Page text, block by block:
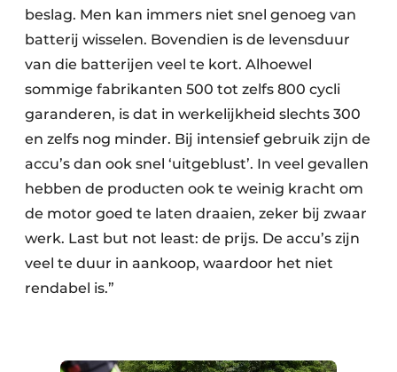
beslag. Men kan immers niet snel genoeg van
batterij wisselen. Bovendien is de levensduur
van die batterijen veel te kort. Alhoewel
sommige fabrikanten 500 tot zelfs 800 cycli
garanderen, is dat in werkelijkheid slechts 300
en zelfs nog minder. Bij intensief gebruik zijn de
accu’s dan ook snel ‘uitgeblust’. In veel gevallen
hebben de producten ook te weinig kracht om
de motor goed te laten draaien, zeker bij zwaar
werk. Last but not least: de prijs. De accu’s zijn
veel te duur in aankoop, waardoor het niet
rendabel is.”